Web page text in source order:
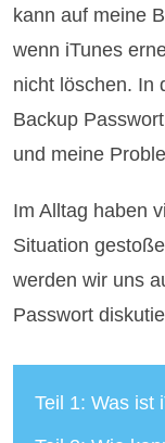
kann auf meine
wenn iTunes
nicht löschen. In
Backup
und meine
Im Alltag haben
Situation
werden wir uns
Passwort
Teil 1: Was ist